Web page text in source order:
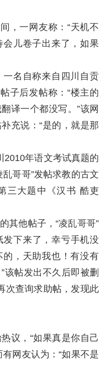
一网友称：“天机不
儿卷子出来了，如果
名自称来自四川自贡
子后发帖称：“楼主的
译一个都没写。”该网
充说：“是的，就是那
年语文考试真题的
哥哥”发帖求教的古文
三大题中《汉书 酷吏
他帖子，“凌乱哥哥”
发下来了，幸亏手机没
，天助我也！有没有
该帖发出不久后即被删
次查询求助帖，发现此
，“如果真是你自己
网友认为：“如果不是